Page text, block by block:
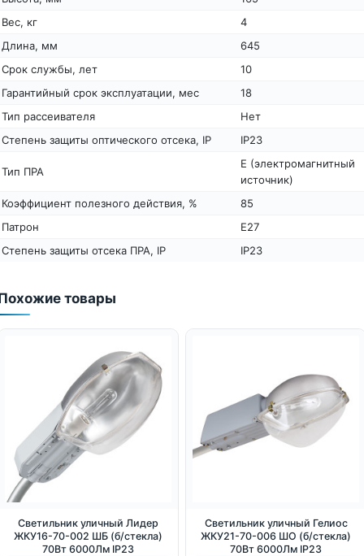
Вес, кг
4
Длина, мм
645
Срок службы, лет
10
Гарантийный срок эксплуатации, мес
18
Тип рассеивателя
Нет
Степень защиты оптического отсека, IP
IP23
Тип ПРА
E (электромагнитный
источник)
Коэффициент полезного действия, %
85
Патрон
Е27
Степень защиты отсека ПРА, IP
IP23
товары
Светильник уличный Лидер
ЖКУ16-70-002 ШБ (б/стекла)
70Вт 6000Лм IP23
Светильник уличный Гелиос
ЖКУ21-70-006 ШО (б/стекла)
70Вт 6000Лм IP23